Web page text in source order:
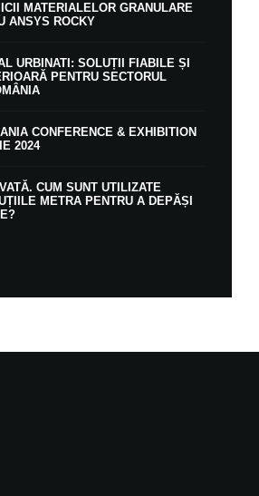
MATERIALELOR GRANULARE
ANSYS ROCKY
URBINATI: SOLUȚII FIABILE ȘI
PENTRU SECTORUL
CONFERENCE & EXHIBITION
2024
CUM SUNT UTILIZATE
METRA PENTRU A DEPĂȘI